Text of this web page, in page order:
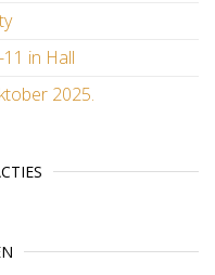
in Hall
2025.